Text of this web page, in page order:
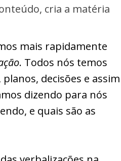
cria a matéria
mais rapidamente
. Todos nós temos
decisões e assim
dizendo para nós
e quais são as